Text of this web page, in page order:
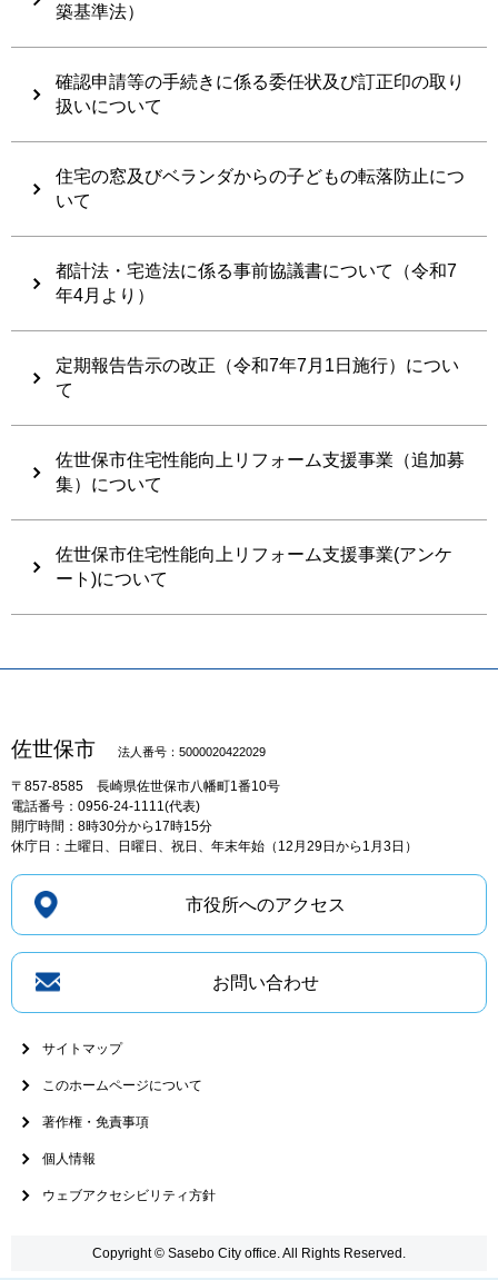
築基準法）
確認申請等の手続きに係る委任状及び訂正印の取り
扱いについて
住宅の窓及びベランダからの子どもの転落防止につ
いて
都計法・宅造法に係る事前協議書について（令和7
年4月より）
定期報告告示の改正（令和7年7月1日施行）につい
て
佐世保市住宅性能向上リフォーム支援事業（追加募
集）について
佐世保市住宅性能向上リフォーム支援事業(アンケ
ート)について
佐世保市 法人番号：5000020422029
〒857-8585 長崎県佐世保市八幡町1番10号
電話番号：0956-24-1111(代表)
開庁時間：8時30分から17時15分
休庁日：土曜日、日曜日、祝日、年末年始（12月29日から1月3日）
市役所へのアクセス
お問い合わせ
サイトマップ
このホームページについて
著作権・免責事項
個人情報
ウェブアクセシビリティ方針
Copyright © Sasebo City office. All Rights Reserved.